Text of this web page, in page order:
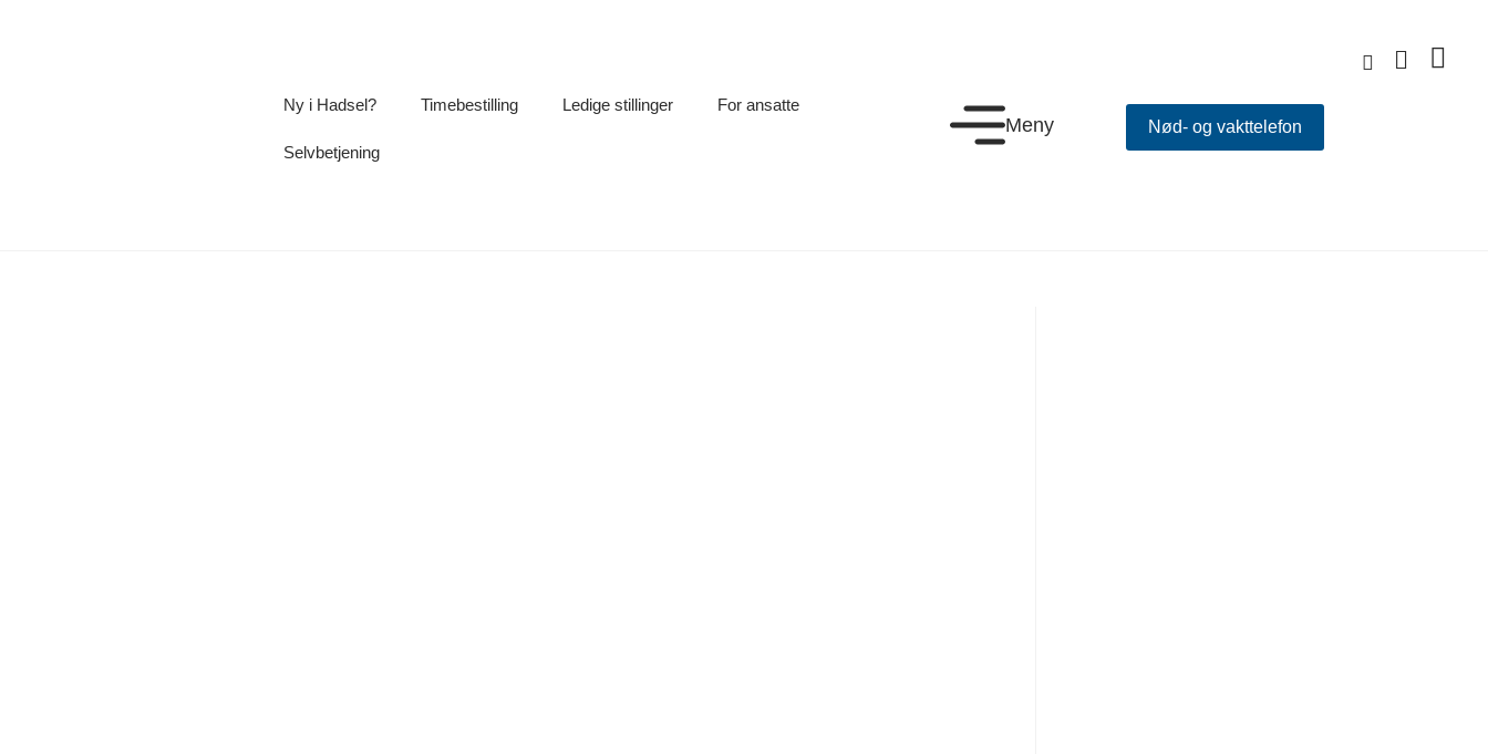
Ny i Hadsel? Timebestilling Ledige stillinger For ansatte
Selvbetjening
Meny Nød- og vakttelefon